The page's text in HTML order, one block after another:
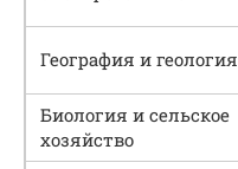
География и геология
Биология и сельское
хозяйство